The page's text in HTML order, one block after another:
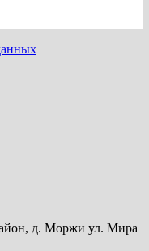
д. Моржи ул. Мира